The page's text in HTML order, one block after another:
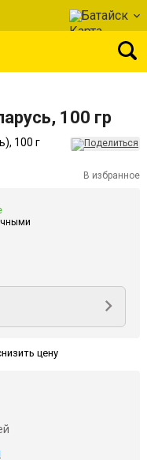
Батайск
100 гр
В избранное
цену